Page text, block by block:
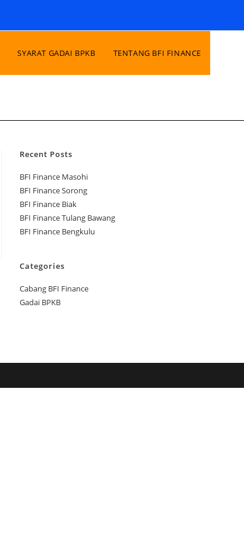
SYARAT GADAI BPKB TENTANG BFI FINANCE
Recent Posts
BFI Finance Masohi
BFI Finance Sorong
BFI Finance Biak
BFI Finance Tulang Bawang
BFI Finance Bengkulu
Categories
Cabang BFI Finance
Gadai BPKB